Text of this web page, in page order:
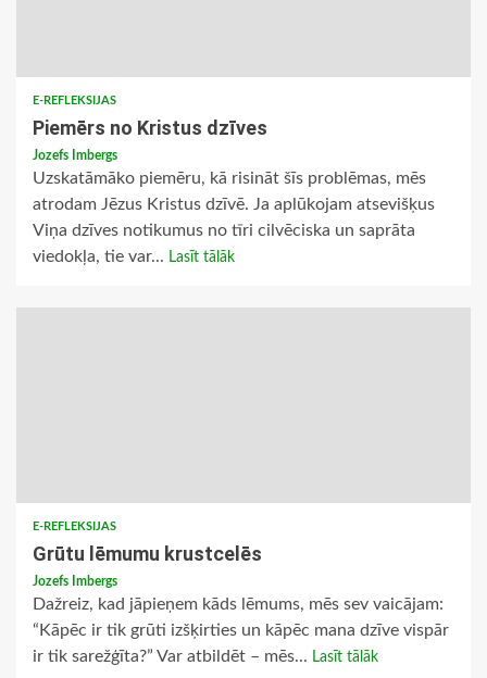
E-REFLEKSIJAS
Piemērs no Kristus dzīves
Jozefs Imbergs
Uzskatāmāko piemēru, kā risināt šīs problēmas, mēs
atrodam Jēzus Kristus dzīvē. Ja aplūkojam atsevišķus
Viņa dzīves notikumus no tīri cilvēciska un saprāta
viedokļa, tie var... Lasīt tālāk
E-REFLEKSIJAS
Grūtu lēmumu krustcelēs
Jozefs Imbergs
Dažreiz, kad jāpieņem kāds lēmums, mēs sev vaicājam:
“Kāpēc ir tik grūti izšķirties un kāpēc mana dzīve vispār
ir tik sarežģīta?” Var atbildēt – mēs... Lasīt tālāk